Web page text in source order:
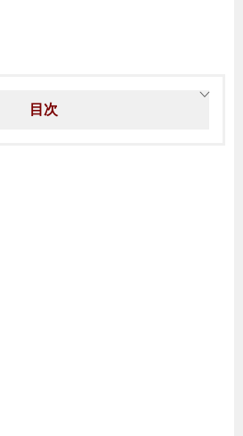
目次